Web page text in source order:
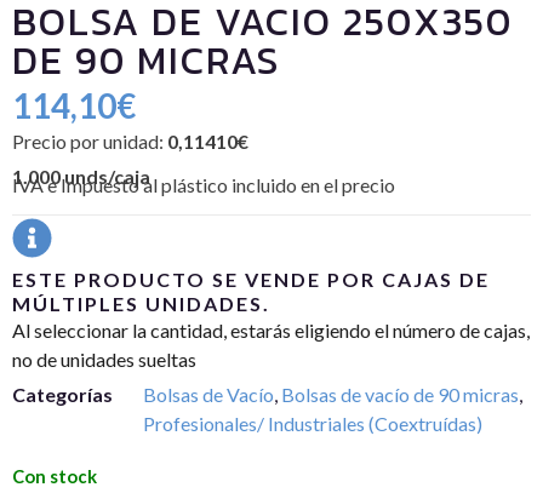
BOLSA DE VACIO 250X350
DE 90 MICRAS
114,10€
Precio por unidad: 0,11410€
1.000 unds/caja
IVA e Impuesto al plástico incluido en el precio
ESTE PRODUCTO SE VENDE POR CAJAS DE
MÚLTIPLES UNIDADES.
Al seleccionar la cantidad, estarás eligiendo el número de cajas,
no de unidades sueltas
Categorías
Bolsas de Vacío, Bolsas de vacío de 90 micras,
Profesionales/ Industriales (Coextruídas)